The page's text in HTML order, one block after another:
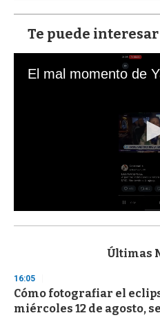
Te puede interesar
s
d
s
o
f
Últimas
16:05
Cómo fotografiar el
miércoles 12 de agosto,